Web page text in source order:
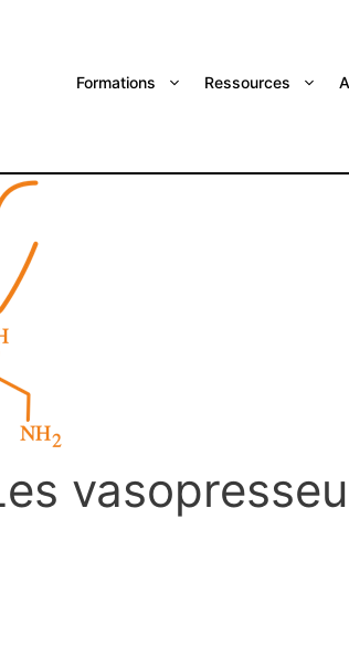
Formations Ressources